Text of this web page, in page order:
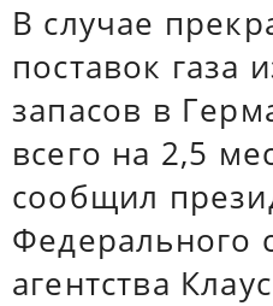
В случае
поставок газа
запасов в
всего на 2,5
сообщил
Федерального
агентства